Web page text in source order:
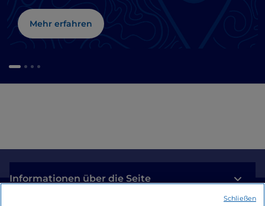
Mehr erfahren
Informationen über die Seite
Schließen